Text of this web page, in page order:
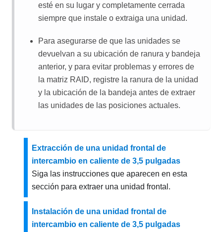
esté en su lugar y completamente cerrada
siempre que instale o extraiga una unidad.
Para asegurarse de que las unidades se
devuelvan a su ubicación de ranura y bandeja
anterior, y para evitar problemas y errores de
la matriz RAID, registre la ranura de la unidad
y la ubicación de la bandeja antes de extraer
las unidades de las posiciones actuales.
Extracción de una unidad frontal de
intercambio en caliente de 3,5 pulgadas
Siga las instrucciones que aparecen en esta
sección para extraer una unidad frontal.
Instalación de una unidad frontal de
intercambio en caliente de 3,5 pulgadas